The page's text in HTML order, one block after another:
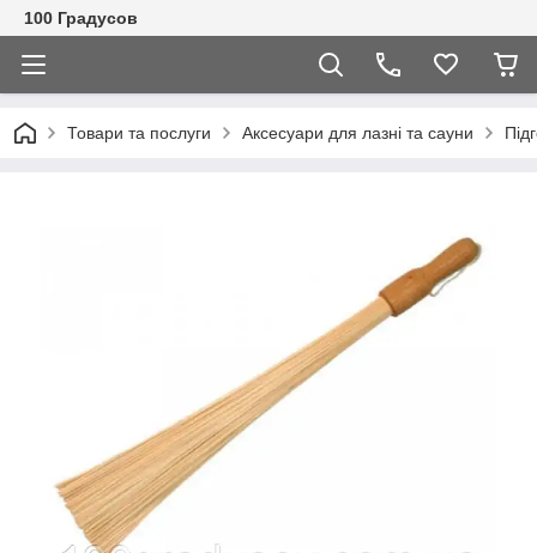
100 Градусов
Товари та послуги Аксесуари для лазні та сауни